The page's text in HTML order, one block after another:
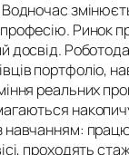
Ринок
досвід.
портфоліо,
реальних
навчанням:
проходять